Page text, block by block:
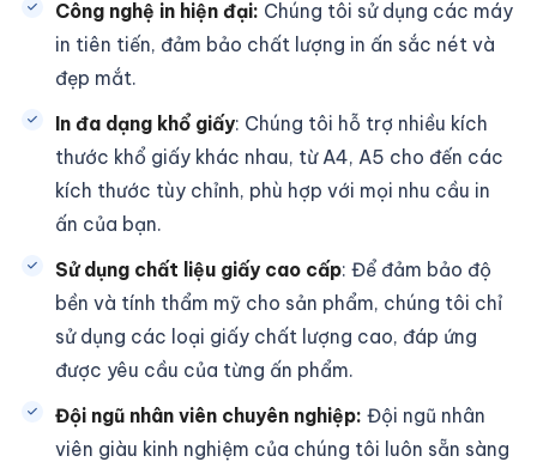
Công nghệ in hiện đại: Chúng tôi sử dụng các máy
in tiên tiến, đảm bảo chất lượng in ấn sắc nét và
đẹp mắt.
In đa dạng khổ giấy: Chúng tôi hỗ trợ nhiều kích
thước khổ giấy khác nhau, từ A4, A5 cho đến các
kích thước tùy chỉnh, phù hợp với mọi nhu cầu in
ấn của bạn.
Sử dụng chất liệu giấy cao cấp: Để đảm bảo độ
bền và tính thẩm mỹ cho sản phẩm, chúng tôi chỉ
sử dụng các loại giấy chất lượng cao, đáp ứng
được yêu cầu của từng ấn phẩm.
Đội ngũ nhân viên chuyên nghiệp: Đội ngũ nhân
viên giàu kinh nghiệm của chúng tôi luôn sẵn sàng